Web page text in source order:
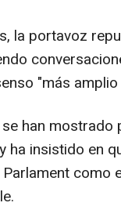
la portavoz
"más
han mostrado
ha insistido en
como